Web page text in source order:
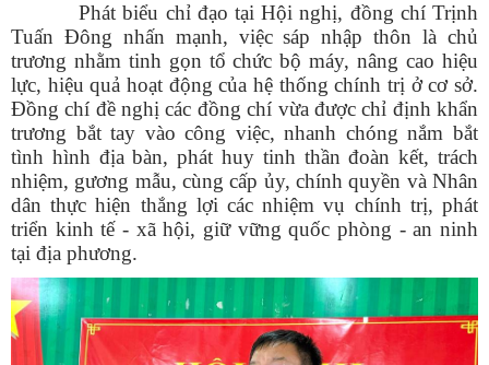
Phát biểu chỉ đạo tại Hội nghị, đồng chí Trịnh
Tuấn Đông nhấn mạnh, việc sáp nhập thôn là chủ
trương nhằm tinh gọn tổ chức bộ máy, nâng cao hiệu
lực, hiệu quả hoạt động của hệ thống chính trị ở cơ sở.
Đồng chí đề nghị các đồng chí vừa được chỉ định khẩn
trương bắt tay vào công việc, nhanh chóng nắm bắt
tình hình địa bàn, phát huy tinh thần đoàn kết, trách
nhiệm, gương mẫu, cùng cấp ủy, chính quyền và Nhân
dân thực hiện thắng lợi các nhiệm vụ chính trị, phát
triển kinh tế - xã hội, giữ vững quốc phòng - an ninh
tại địa phương.